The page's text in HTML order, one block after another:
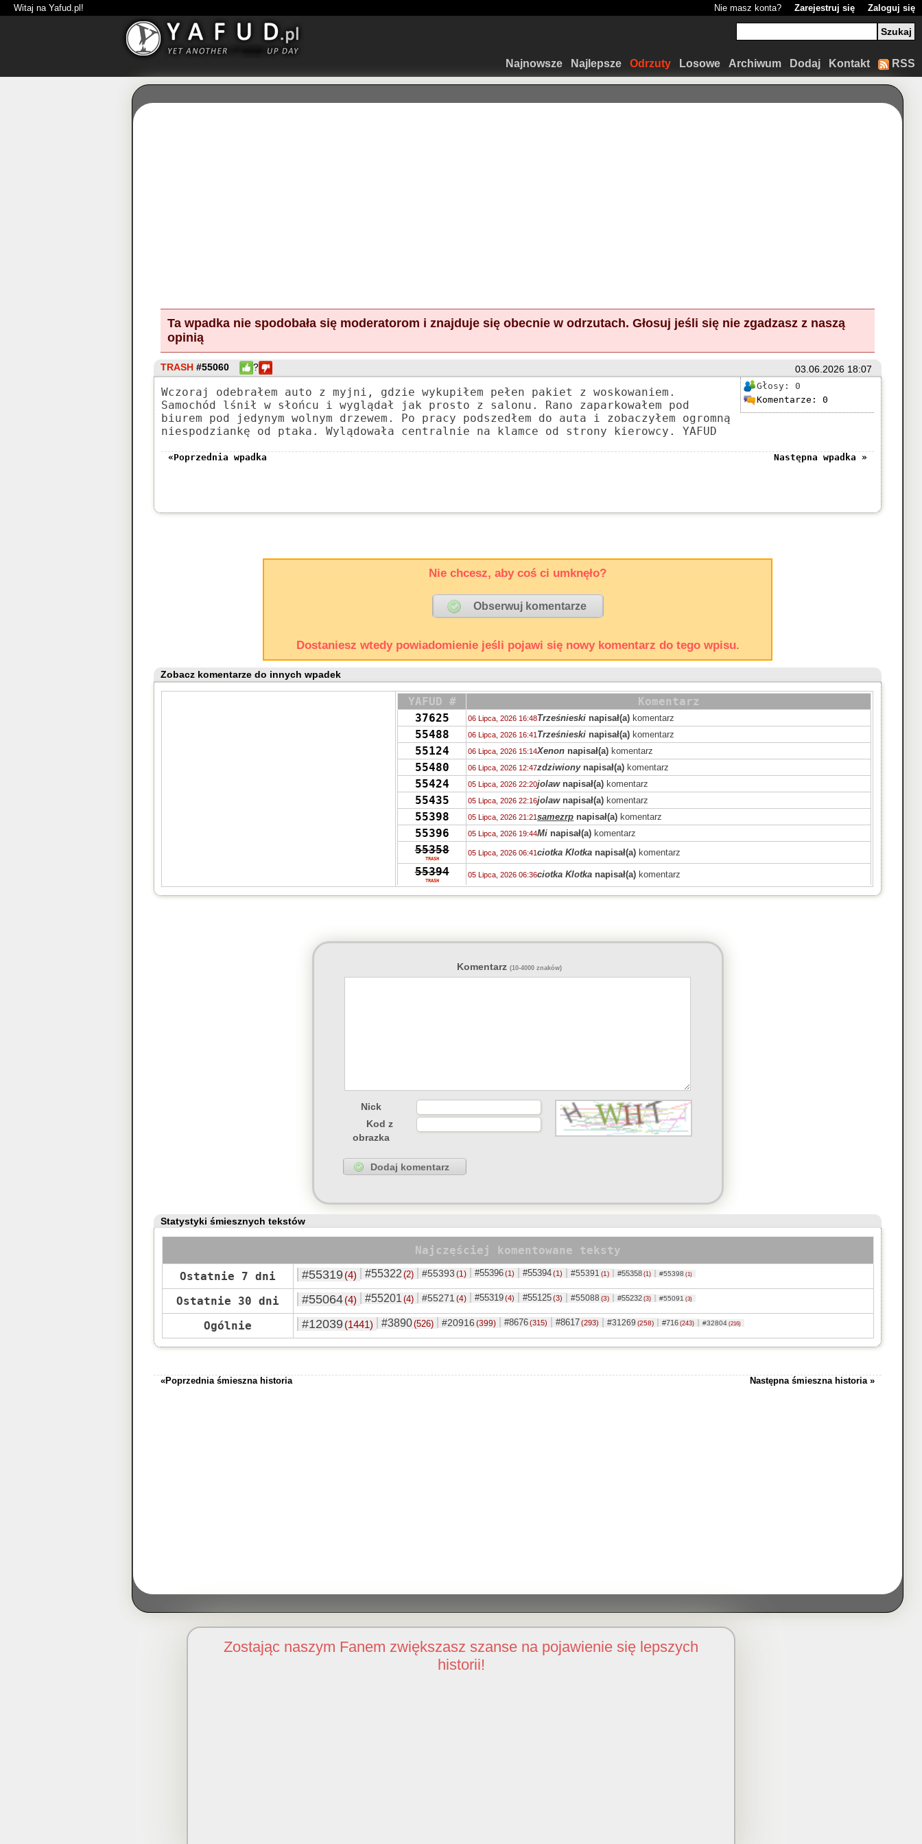
Witaj na Yafud.pl! Nie masz konta? Zarejestruj się Zaloguj się
RSS
Kontakt
Dodaj
Archiwum
Losowe
Odrzuty
Najlepsze
Najnowsze
Ta wpadka nie spodobała się moderatorom i znajduje się obecnie w odrzutach.Głosuj jeśli się nie zgadzasz z naszą
opinią
03.06.2026 18:07
TRASH#55060 ?
Głosy: 0
Komentarze: 0
Wczoraj odebrałem auto z myjni, gdzie wykupiłem pełen pakiet z woskowaniem.
Samochód lśnił w słońcu i wyglądał jak prosto z salonu. Rano zaparkowałem pod
biurem pod jedynym wolnym drzewem. Po pracy podszedłem do auta i zobaczyłem ogromną
niespodziankę od ptaka. Wylądowała centralnie na klamce od strony kierowcy. YAFUD
«Poprzednia wpadka Następna wpadka »
Nie chcesz, aby coś ci umknęło?
Dostaniesz wtedy powiadomienie jeśli pojawi się nowy komentarz do tego wpisu.
Zobacz komentarze do innych wpadek
YAFUD #
Komentarz
37625
06 Lipca, 2026 16:48Trześnieski napisał(a) komentarz
55488 06 Lipca, 2026 16:41 Trześnieski napisał(a) komentarz
55124 06 Lipca, 2026 15:14Xenon napisał(a) komentarz
55480 06 Lipca, 2026 12:47zdziwionynapisał(a) komentarz
55424 05 Lipca, 2026 22:20jolawnapisał(a) komentarz
55435 05 Lipca, 2026 22:16jolawnapisał(a) komentarz
55398 05 Lipca, 2026 21:21samezrp napisał(a) komentarz
55396 05 Lipca, 2026 19:44Mi napisał(a) komentarz
55358
TRASH
05 Lipca, 2026 06:41ciotka Klotka napisał(a) komentarz
55394
TRASH
05 Lipca, 2026 06:36ciotka Klotka napisał(a) komentarz
55319 04 Lipca, 2026 15:04Pepponenapisał(a)komentarz
55322 03 Lipca, 2026 15:31waspnapisał(a)komentarz
55319 02 Lipca, 2026 13:57Grejonnapisał(a)komentarz
Komentarz (10-4000 znaków)
Nick
Kod z
obrazka
Statystyki śmiesznych tekstów
Najczęściej komentowane teksty
Ostatnie 7 dni
#55319 (4) #55322 (2) #55393 (1) #55396 (1) #55394 (1) #55391 (1) #55358 (1) #55398 (1)
Ostatnie 30 dni #55064 (4) #55201 (4) #55271 (4) #55319 (4) #55125 (3) #55088 (3) #55232 (3) #55091 (3)
Ogólnie #12039 (1441) #3890(526) #20916 (399) #8676 (315) #8617 (293) #31269 (258) #716 (243) #32804 (216)
«Poprzednia śmieszna historia Następna śmieszna historia »
Zostając naszym Fanem zwiększasz szanse na pojawienie się lepszych
historii!